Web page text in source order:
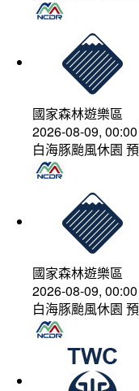
國家森林遊樂區
2026-08-09,
白海豚颱風休園
國家森林遊樂區
2026-08-09,
白海豚颱風休園